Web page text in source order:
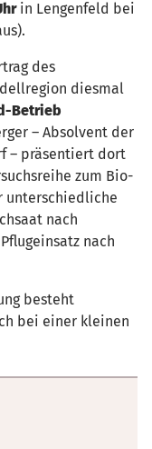
in Lengenfeld bei
des
diesmal
Betrieb
– Absolvent der
– präsentiert dort
zum Bio-
unterschiedliche
nach
nach
besteht
bei einer kleinen